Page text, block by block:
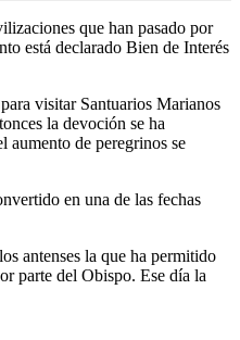
que han pasado por
está declarado Bien de Interés
visitar Santuarios Marianos
la devoción se ha
aumento de peregrinos se
en una de las fechas
antenses la que ha permitido
parte del Obispo. Ese día la